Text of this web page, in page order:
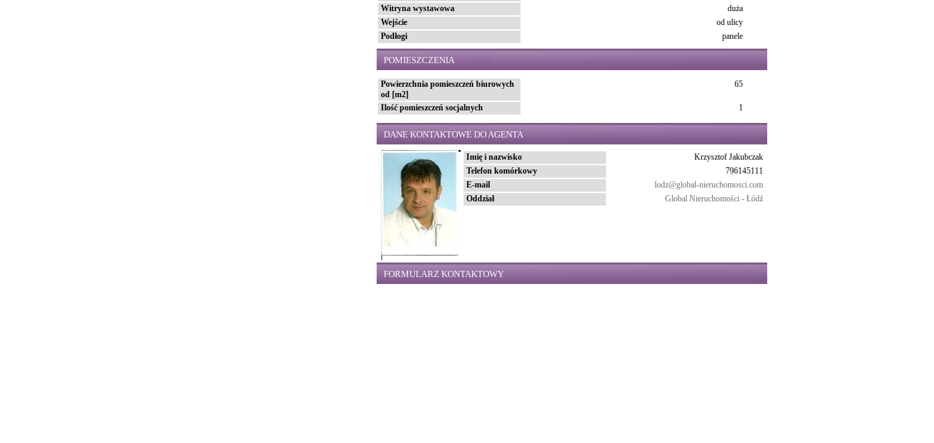
Witryna wystawowa
duża
Wejście
od ulicy
Podłogi
panele
POMIESZCZENIA
Powierzchnia pomieszczeń biurowych
od [m2]
65
Ilość pomieszczeń socjalnych 1
DANE KONTAKTOWE DO AGENTA
Imię i nazwisko
Krzysztof Jakubczak
Telefon komórkowy
796145111
E-mail
lodz@global-nieruchomosci.com
Oddział
Global Nieruchomości - Łódź
FORMULARZ KONTAKTOWY